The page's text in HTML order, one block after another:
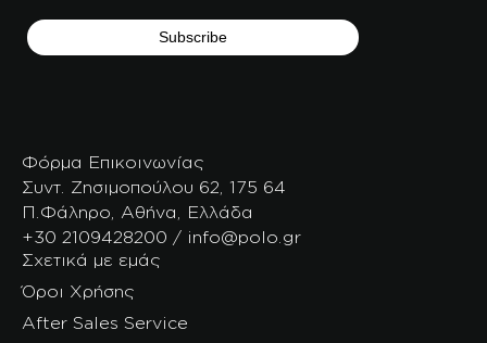
Φόρμα Επικοινωνίας
Συντ. Ζησιμοπούλου 62, 175 64
Π.Φάληρο, Αθήνα, Ελλάδα
+30 2109428200 / info@polo.gr
Σχετικά με εμάς
Όροι Χρήσης
After Sales Service